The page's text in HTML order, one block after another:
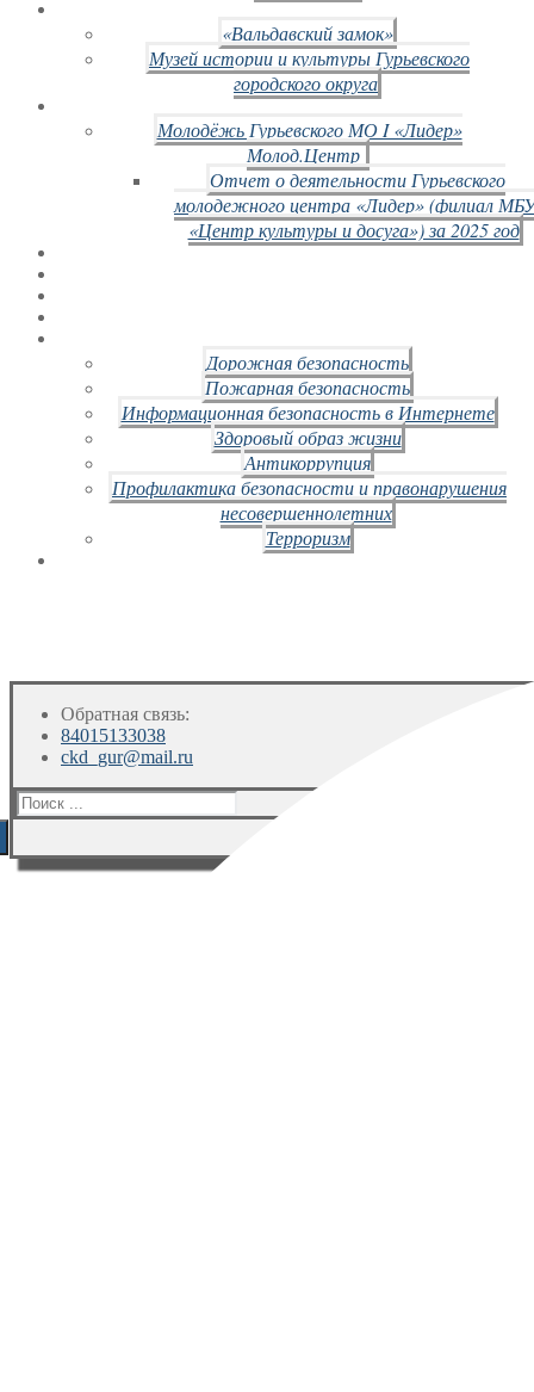
«Вальдавский замок»
Музей истории и культуры Гурьевского
городского округа
Молодёжь Гурьевского МО I «Лидер»
Молод.Центр
Отчет о деятельности Гурьевского
молодежного центра «Лидер» (филиал
«Центр культуры и досуга») за 2025 год
Дорожная безопасность
Пожарная безопасность
Информационная безопасность в Интернете
Здоровый образ жизни
Антикоррупция
Профилактика безопасности и правонарушения
несовершеннолетних
Терроризм
Обратная связь:
84015133038
ckd_gur@mail.ru
Искать: